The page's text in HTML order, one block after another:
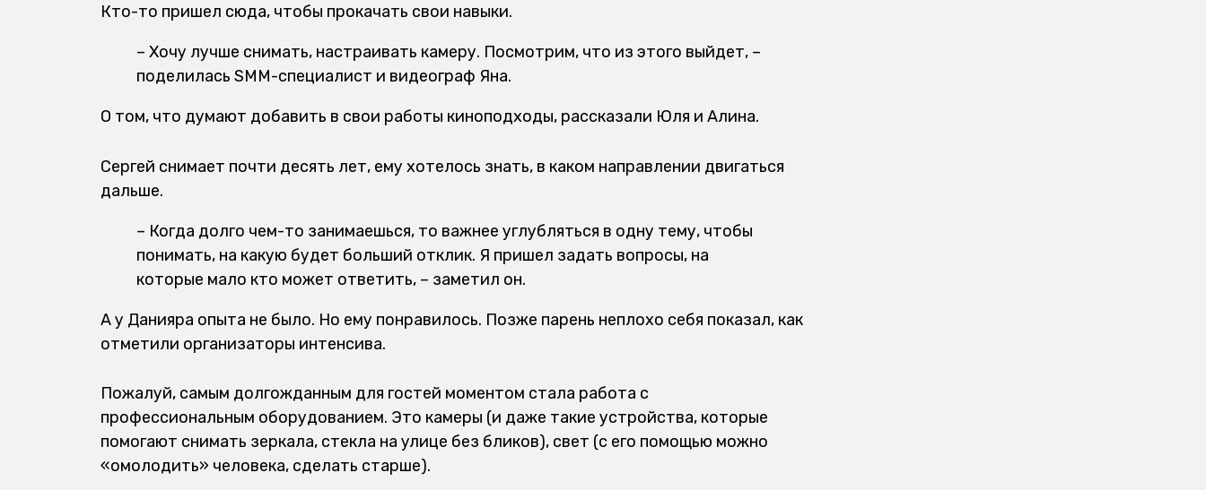
Кто-то пришел сюда, чтобы прокачать свои навыки.
– Хочу лучше снимать, настраивать камеру. Посмотрим, что из этого выйдет, –
поделилась SMM-специалист и видеограф Яна.
О том, что думают добавить в свои работы киноподходы, рассказали Юля и Алина.
Сергей снимает почти десять лет, ему хотелось знать, в каком направлении двигаться
дальше.
– Когда долго чем-то занимаешься, то важнее углубляться в одну тему, чтобы
понимать, на какую будет больший отклик. Я пришел задать вопросы, на
которые мало кто может ответить, – заметил он.
А у Данияра опыта не было. Но ему понравилось. Позже парень неплохо себя показал, как
отметили организаторы интенсива.
Пожалуй, самым долгожданным для гостей моментом стала работа с
профессиональным оборудованием. Это камеры (и даже такие устройства, которые
помогают снимать зеркала, стекла на улице без бликов), свет (с его помощью можно
«омолодить» человека, сделать старше).